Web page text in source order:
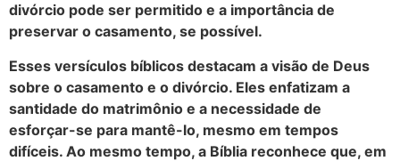
divórcio pode ser permitido e a importância de
preservar o casamento, se possível.
Esses versículos bíblicos destacam a visão de Deus
sobre o casamento e o divórcio. Eles enfatizam a
santidade do matrimônio e a necessidade de
esforçar-se para mantê-lo, mesmo em tempos
difíceis. Ao mesmo tempo, a Bíblia reconhece que, em